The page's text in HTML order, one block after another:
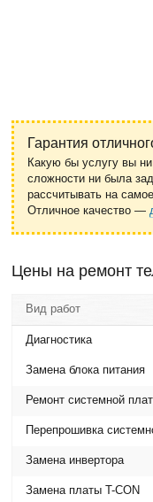
Гарантия
Какую бы услугу вы
сложности ни была
рассчитывать на
Отличное качество —
Цены на ремонт
Вид работ
Диагностика
Замена блока питания
Ремонт системной
Перепрошивка
Замена инвертора
Замена платы T-CON